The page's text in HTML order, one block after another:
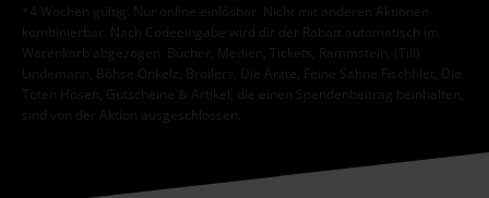
*4 Wochen gültig. Nur online einlösbar. Nicht mit anderen Aktionen
kombinierbar. Nach Codeeingabe wird dir der Rabatt automatisch im
Warenkorb abgezogen. Bücher, Medien, Tickets, Rammstein, (Till)
Lindemann, Böhse Onkelz, Broilers, Die Ärzte, Feine Sahne Fischfilet, Die
Toten Hosen, Gutscheine & Artikel, die einen Spendenbeitrag beinhalten,
sind von der Aktion ausgeschlossen.